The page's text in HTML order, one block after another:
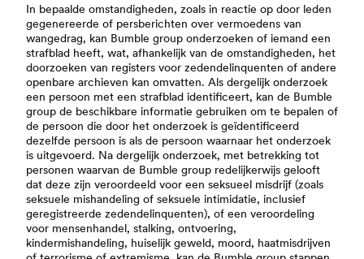
In bepaalde omstandigheden, zoals in reactie op door leden
gegenereerde of persberichten over vermoedens van
wangedrag, kan Bumble group onderzoeken of iemand een
strafblad heeft, wat, afhankelijk van de omstandigheden, het
doorzoeken van registers voor zedendelinquenten of andere
openbare archieven kan omvatten. Als dergelijk onderzoek
een persoon met een strafblad identificeert, kan de Bumble
group de beschikbare informatie gebruiken om te bepalen of
de persoon die door het onderzoek is geïdentificeerd
dezelfde persoon is als de persoon waarnaar het onderzoek
is uitgevoerd. Na dergelijk onderzoek, met betrekking tot
personen waarvan de Bumble group redelijkerwijs gelooft
dat deze zijn veroordeeld voor een seksueel misdrijf (zoals
seksuele mishandeling of seksuele intimidatie, inclusief
geregistreerde zedendelinquenten), of een veroordeling
voor mensenhandel, stalking, ontvoering,
kindermishandeling, huiselijk geweld, moord, haatmisdrijven